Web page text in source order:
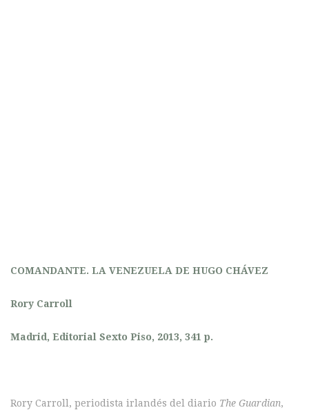
COMANDANTE. LA VENEZUELA DE HUGO CHÁVEZ
Rory Carroll
Madrid, Editorial Sexto Piso, 2013, 341 p.
Rory Carroll, periodista irlandés del diario The Guardian,